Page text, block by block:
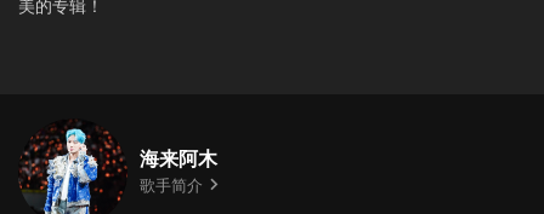
美的专辑！
海来阿木
歌手简介